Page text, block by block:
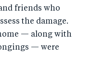
friends who
the damage.
— along with
— were